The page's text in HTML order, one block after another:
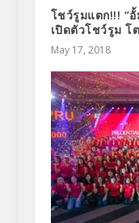
โชว์รูมแตก!!! “
เปิดตัวโชว์รูม โ
May 17, 2018